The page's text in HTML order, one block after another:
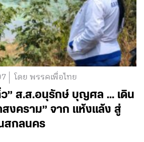
โดย พรรคเพื่อไทย
ว” ส.ส.อนุรักษ์ บุญศล … เดิน
งคราม” จาก แห้งแล้ง สู่
สกลนคร